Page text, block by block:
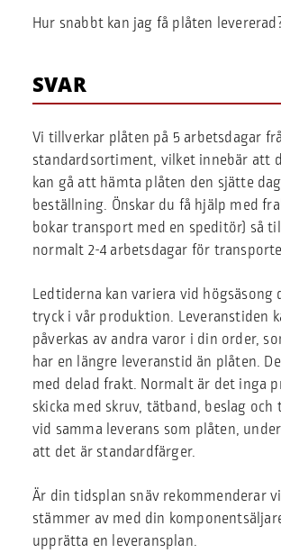
Hur snabbt kan jag få plåten
SVAR
Vi tillverkar plåten på 5 arbetsdagar
standardsortiment, vilket innebär att
kan gå att hämta plåten den sjätte
beställning. Önskar du få hjälp med
bokar transport med en speditör) så
normalt 2-4 arbetsdagar för
Ledtiderna kan variera vid högsäsong
tryck i vår produktion. Leveranstiden
påverkas av andra varor i din order,
har en längre leveranstid än plåten.
med delad frakt. Normalt är det inga
skicka med skruv, tätband, beslag
vid samma leverans som plåten,
att det är standardfärger.
Är din tidsplan snäv rekommenderar
stämmer av med din
upprätta en leveransplan.